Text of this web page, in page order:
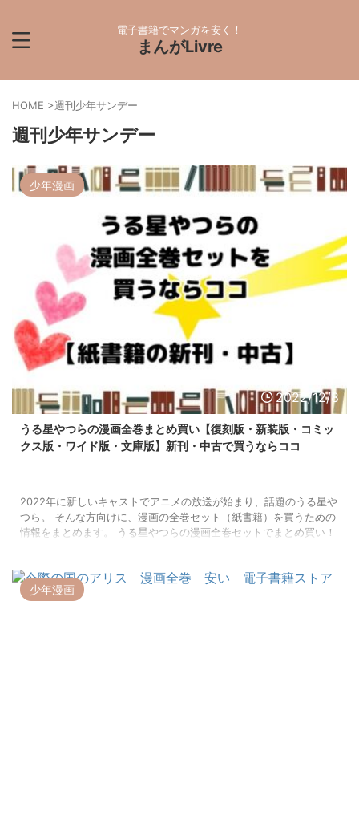
電子書籍でマンガを安く！
まんがLivre
HOME >週刊少年サンデー
週刊少年サンデー
少年漫画
2022/12/8
うる星やつらの漫画全巻まとめ買い【復刻版・新装版・コミッ
クス版・ワイド版・文庫版】新刊・中古で買うならココ
2022年に新しいキャストでアニメの放送が始まり、話題のうる星や
つら。 そんな方向けに、漫画の全巻セット（紙書籍）を買うための
情報をまとめます。 うる星やつらの漫画全巻セットでまとめ買い！
まな版の全巻セットが見つかるのは漫画全巻ドットコムです。 それ
ぞれの価格を最初にお伝えしますね。 うる星やつらの漫画全巻セッ
少年漫画